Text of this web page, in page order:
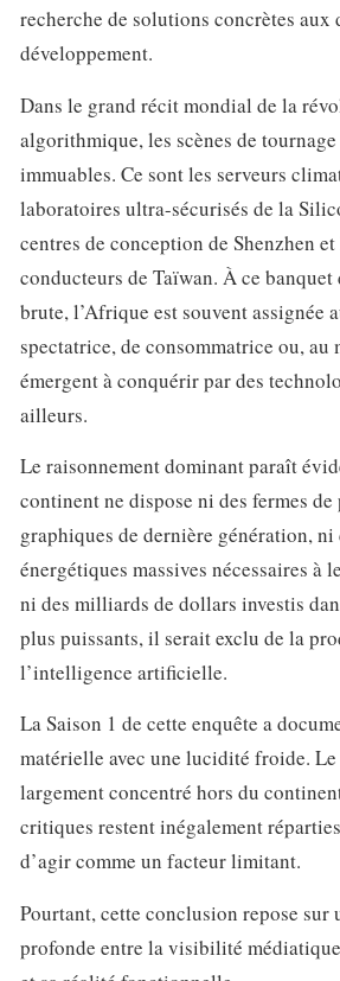
recherche de solutions concrètes aux
développement.
Dans le grand récit mondial de la
algorithmique, les scènes de
immuables. Ce sont les serveurs
laboratoires ultra-sécurisés de la
centres de conception de Shenzhen
conducteurs de Taïwan. À ce banquet
brute, l’Afrique est souvent assignée
spectatrice, de consommatrice ou, au
émergent à conquérir par des
ailleurs.
Le raisonnement dominant paraît
continent ne dispose ni des fermes de
graphiques de dernière génération, ni
énergétiques massives nécessaires à
ni des milliards de dollars investis
plus puissants, il serait exclu de la
l’intelligence artificielle.
La Saison 1 de cette enquête a
matérielle avec une lucidité froide.
largement concentré hors du
critiques restent inégalement
d’agir comme un facteur limitant.
Pourtant, cette conclusion repose sur
profonde entre la visibilité